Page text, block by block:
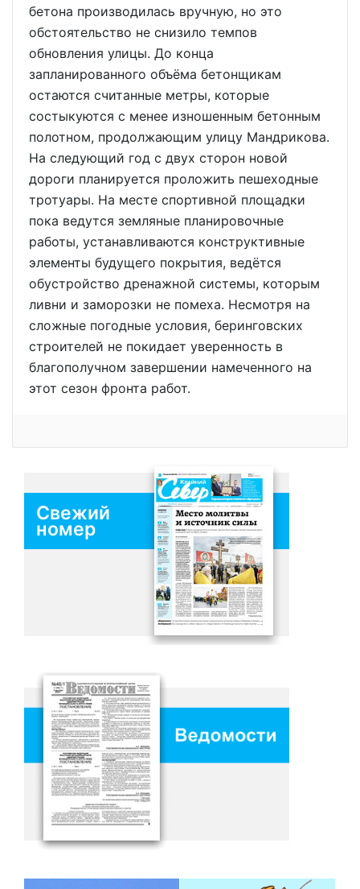
бетона производилась вручную, но это
обстоятельство не снизило темпов
обновления улицы. До конца
запланированного объёма бетонщикам
остаются считанные метры, которые
состыкуются с менее изношенным бетонным
полотном, продолжающим улицу Мандрикова.
На следующий год с двух сторон новой
дороги планируется проложить пешеходные
тротуары. На месте спортивной площадки
пока ведутся земляные планировочные
работы, устанавливаются конструктивные
элементы будущего покрытия, ведётся
обустройство дренажной системы, которым
ливни и заморозки не помеха. Несмотря на
сложные погодные условия, беринговских
строителей не покидает уверенность в
благополучном завершении намеченного на
этот сезон фронта работ.
Свежий
номер